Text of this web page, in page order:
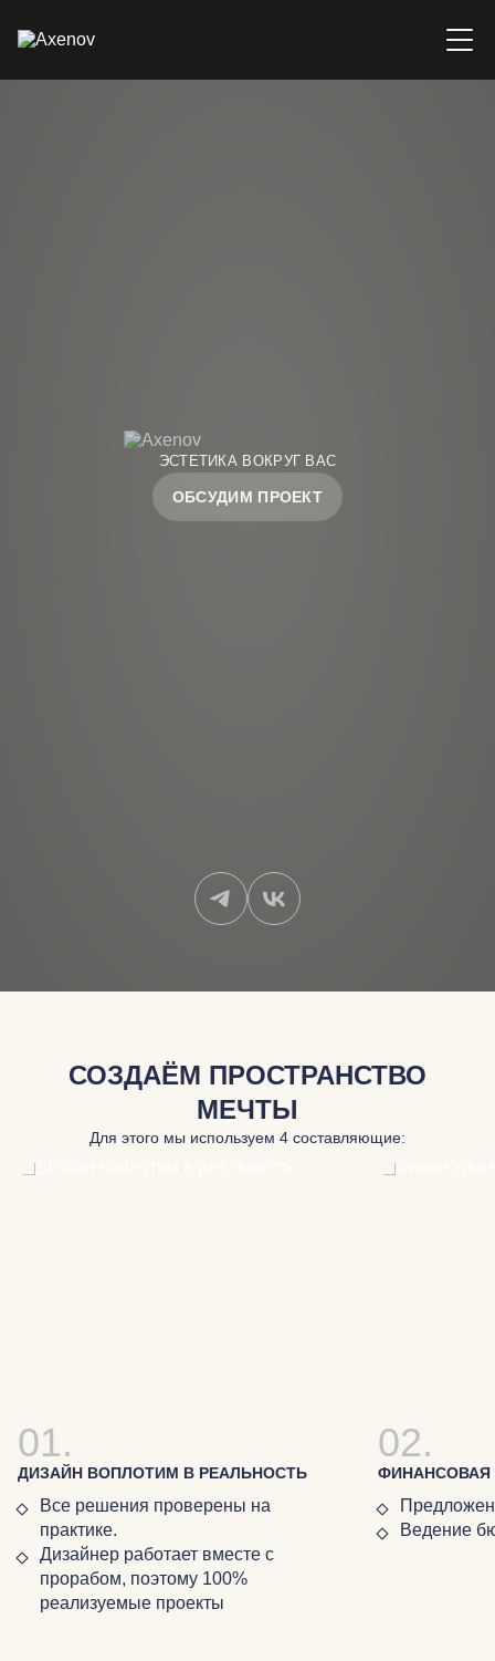
ЭСТЕТИКА ВОКРУГ ВАС
ОБСУДИМ ПРОЕКТ
СОЗДАЁМ ПРОСТРАНСТВО
МЕЧТЫ
Для этого мы используем 4 составляющие:
01.
ДИЗАЙН ВОПЛОТИМ В РЕАЛЬНОСТЬ
Все решения проверены на
практике.
Дизайнер работает вместе с
прорабом, поэтому 100%
реализуемые проекты
02.
ФИНАНСОВАЯ
Ведение